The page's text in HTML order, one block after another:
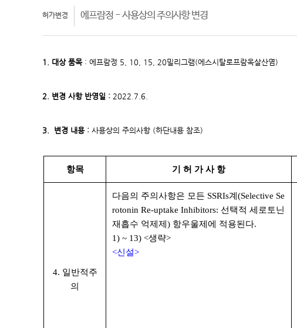
허가변경 에프람정 - 사용상의 주의사항 변경
1. 대상품목 : 에프람정 5, 10, 15, 20밀리그램(에스시탈로프람옥살산염)
2. 변경 사항 반영일 : 2022.7.6.
3. 변경 내용 : 사용상의 주의사항 (하단내용 참조)
항목 기 허 가 사 항
4. 일반적주
의
다음의 주의사항은 모든 SSRIs계(Selective Se
rotonin Re-uptake Inhibitors: 선택적 세로토닌
재흡수 억제제) 항우울제에 적용된다.
1) ~ 13) <생략>
<신설>